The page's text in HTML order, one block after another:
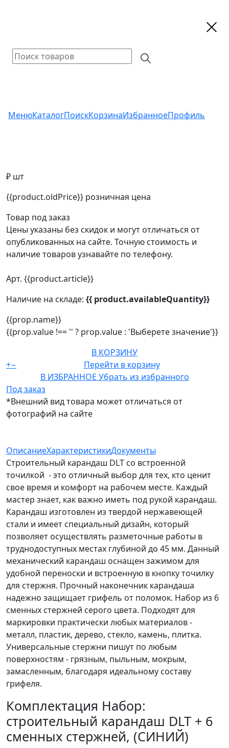
МенюКаталогПоискКорзинаИзбранноеПрофиль
₽ шт
{{product.oldPrice}} розничная цена
Товар под заказ
Цены указаны без скидок и могут отличаться от
опубликованных на сайте. Точную стоимость и
наличие товаров узнавайте по телефону.
Арт. {{product.article}}
Наличие на складе: {{ product.availableQuantity}}
{{prop.name}}
{{prop.value !== '' ? prop.value : 'Выберете значение'}}
В КОРЗИНУ
+−
Перейти в корзину
В ИЗБРАННОЕ Убрать из избранного
Под заказ
*Внешний вид товара может отличаться от
фотографий на сайте
ОписаниеХарактеристикиДокументы
Строительный карандаш DLT со встроенной
точилкой - это отличный выбор для тех, кто ценит
свое время и комфорт на рабочем месте. Каждый
мастер знает, как важно иметь под рукой карандаш.
Карандаш изготовлен из твердой нержавеющей
стали и имеет специальный дизайн, который
позволяет осуществлять разметочные работы в
труднодоступных местах глубиной до 45 мм. Данный
механический карандаш оснащен зажимом для
удобной переноски и встроенную в кнопку точилку
для стержня. Прочный наконечник карандаша
надежно защищает грифель от поломок. Набор из 6
сменных стержней серого цвета. Подходят для
маркировки практически любых материалов -
металл, пластик, дерево, стекло, камень, плитка.
Универсальные стержни пишут по любым
поверхностям - грязным, пыльным, мокрым,
замасленным, благодаря идеальному составу
грифеля.
Комплектация Набор:
строительный карандаш DLT + 6
сменных стержней, (СИНИЙ)